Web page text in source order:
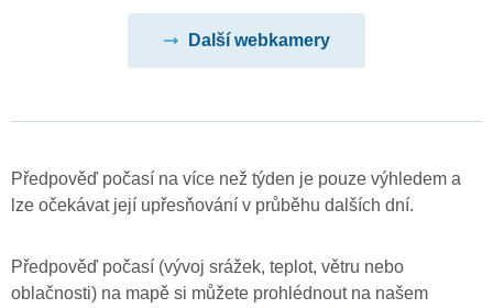
Další webkamery
Předpověď počasí na více než týden je pouze výhledem a
lze očekávat její upřesňování v průběhu dalších dní.
Předpověď počasí (vývoj srážek, teplot, větru nebo
oblačnosti) na mapě si můžete prohlédnout na našem